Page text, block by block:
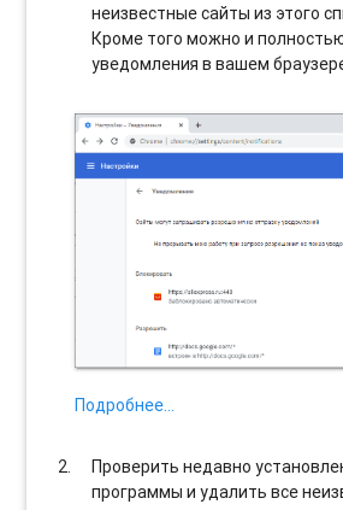
неизвестные сайты из этого
Кроме того можно и
уведомления в вашем
Подробнее…
Проверить недавно
программы и удалить все